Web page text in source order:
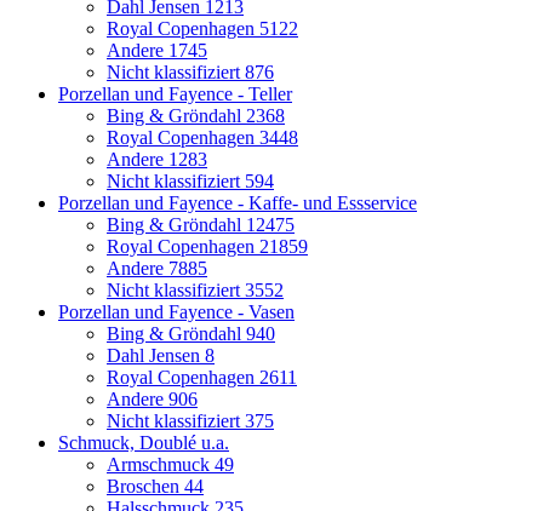
Dahl Jensen 1213
Royal Copenhagen 5122
Andere 1745
Nicht klassifiziert 876
Porzellan und Fayence - Teller
Bing & Gröndahl 2368
Royal Copenhagen 3448
Andere 1283
Nicht klassifiziert 594
Porzellan und Fayence - Kaffe- und Essservice
Bing & Gröndahl 12475
Royal Copenhagen 21859
Andere 7885
Nicht klassifiziert 3552
Porzellan und Fayence - Vasen
Bing & Gröndahl 940
Dahl Jensen 8
Royal Copenhagen 2611
Andere 906
Nicht klassifiziert 375
Schmuck, Doublé u.a.
Armschmuck 49
Broschen 44